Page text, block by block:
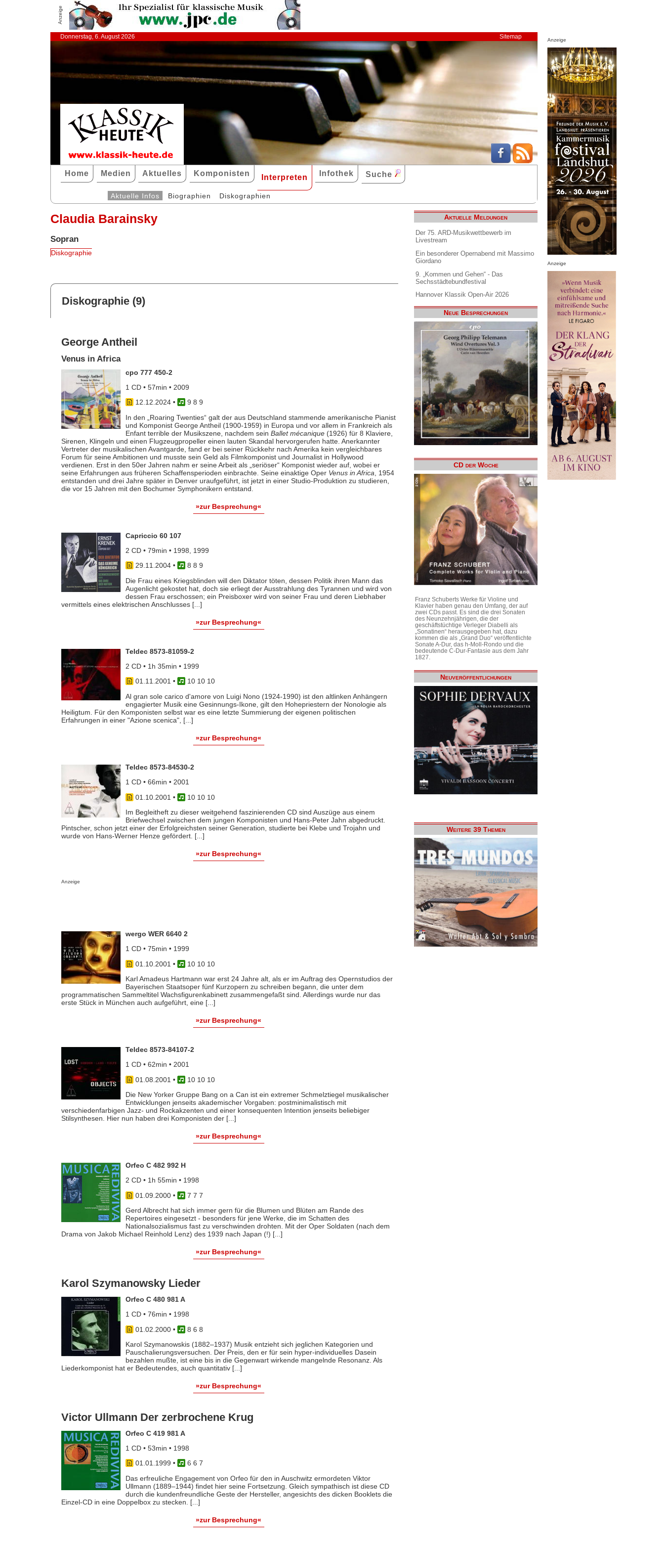
Anzeige
Donnerstag, 6. August 2026 Sitemap
Home Medien Aktuelles Komponisten Interpreten Infothek Suche
Aktuelle Infos Biographien Diskographien
Claudia Barainsky
Sopran
Diskographie
Diskographie (9)
George Antheil
Venus in Africa
cpo 777 450-2
1 CD • 57min • 2009
12.12.2024•
9 8 9
In den „Roaring Twenties“ galt der aus Deutschland stammende amerikanische Pianist
und Komponist George Antheil (1900-1959) in Europa und vor allem in Frankreich als
Enfant terrible der Musikszene, nachdem sein Ballet mécanique(1926) für 8 Klaviere,
Sirenen, Klingeln und einen Flugzeugpropeller einen lauten Skandal hervorgerufen hatte. Anerkannter
Vertreter der musikalischen Avantgarde, fand er bei seiner Rückkehr nach Amerika kein vergleichbares
Forum für seine Ambitionen und musste sein Geld als Filmkomponist und Journalist in Hollywood
verdienen. Erst in den 50er Jahren nahm er seine Arbeit als „seriöser“ Komponist wieder auf, wobei er
seine Erfahrungen aus früheren Schaffensperioden einbrachte. Seine einaktige Oper Venus in Africa , 1954
entstanden und drei Jahre später in Denver uraufgeführt, ist jetzt in einer Studio-Produktion zu studieren,
die vor 15 Jahren mit den Bochumer Symphonikern entstand.
»zur Besprechung«
Capriccio 60 107
2 CD • 79min • 1998, 1999
29.11.2004•
8 8 9
Die Frau eines Kriegsblinden will den Diktator töten, dessen Politik ihren Mann das
Augenlicht gekostet hat, doch sie erliegt der Ausstrahlung des Tyrannen und wird von
dessen Frau erschossen; ein Preisboxer wird von seiner Frau und deren Liebhaber
vermittels eines elektrischen Anschlusses [...]
»zur Besprechung«
Teldec 8573-81059-2
2 CD • 1h 35min • 1999
01.11.2001 •
10 10 10
Al gran sole carico d'amore von Luigi Nono (1924-1990) ist den altlinken Anhängern
engagierter Musik eine Gesinnungs-Ikone, gilt den Hohepriestern der Nonologie als
Heiligtum. Für den Komponisten selbst war es eine letzte Summierung der eigenen politischen
Erfahrungen in einer "Azione scenica", [...]
»zur Besprechung«
Teldec 8573-84530-2
1 CD • 66min • 2001
01.10.2001 •
10 10 10
Im Begleitheft zu dieser weitgehend faszinierenden CD sind Auszüge aus einem
Briefwechsel zwischen dem jungen Komponisten und Hans-Peter Jahn abgedruckt.
Pintscher, schon jetzt einer der Erfolgreichsten seiner Generation, studierte bei Klebe und Trojahn und
wurde von Hans-Werner Henze gefördert. [...]
»zur Besprechung«
Anzeige
wergo WER 6640 2
1 CD • 75min • 1999
01.10.2001 •
10 10 10
Karl Amadeus Hartmann war erst 24 Jahre alt, als er im Auftrag des Opernstudios der
Bayerischen Staatsoper fünf Kurzopern zu schreiben begann, die unter dem
programmatischen Sammeltitel Wachsfigurenkabinett zusammengefaßt sind. Allerdings wurde nur das
erste Stück in München auch aufgeführt, eine [...]
»zur Besprechung«
Teldec 8573-84107-2
1 CD • 62min • 2001
01.08.2001 •
10 10 10
Die New Yorker Gruppe Bang on a Can ist ein extremer Schmelztiegel musikalischer
Entwicklungen jenseits akademischer Vorgaben: postminimalistisch mit
verschiedenfarbigen Jazz- und Rockakzenten und einer konsequenten Intention jenseits beliebiger
Stilsynthesen. Hier nun haben drei Komponisten der [...]
»zur Besprechung«
Orfeo C 482 992 H
2 CD • 1h 55min • 1998
01.09.2000•
7 7 7
Gerd Albrecht hat sich immer gern für die Blumen und Blüten am Rande des
Repertoires eingesetzt - besonders für jene Werke, die im Schatten des
Nationalsozialismus fast zu verschwinden drohten. Mit der Oper Soldaten (nach dem
Drama von Jakob Michael Reinhold Lenz) des 1939 nach Japan (!) [...]
»zur Besprechung«
Karol Szymanowsky Lieder
Orfeo C 480 981 A
1 CD • 76min • 1998
01.02.2000•
8 6 8
Karol Szymanowskis (1882–1937) Musik entzieht sich jeglichen Kategorien und
Pauschalierungsversuchen. Der Preis, den er für sein hyper-individuelles Dasein
bezahlen mußte, ist eine bis in die Gegenwart wirkende mangelnde Resonanz. Als
Liederkomponist hat er Bedeutendes, auch quantitativ [...]
»zur Besprechung«
Victor Ullmann Der zerbrochene Krug
Orfeo C 419 981 A
1 CD • 53min • 1998
01.01.1999 •
6 6 7
Das erfreuliche Engagement von Orfeo für den in Auschwitz ermordeten Viktor
Ullmann (1889–1944) findet hier seine Fortsetzung. Gleich sympathisch ist diese CD
durch die kundenfreundliche Geste der Hersteller, angesichts des dicken Booklets die
Einzel-CD in eine Doppelbox zu stecken. [...]
»zur Besprechung«
Aktuelle Meldungen
Der 75. ARD-Musikwettbewerb im
Livestream
Ein besonderer Opernabend mit Massimo
Giordano
9. „Kommen und Gehen“ - Das
Sechsstädtebundfestival
Hannover Klassik Open-Air 2026
Neue Besprechungen
CD der Woche
Franz Schuberts Werke für Violine und
Klavier haben genau den Umfang, der auf
zwei CDs passt. Es sind die drei Sonaten
des Neunzehnjährigen, die der
geschäftstüchtige Verleger Diabelli als
„Sonatinen“ herausgegeben hat, dazu
kommen die als „Grand Duo“ veröffentlichte
Sonate A-Dur, das h-Moll-Rondo und die
bedeutende C-Dur-Fantasie aus dem Jahr
1827.
Neuveröffentlichungen
Weitere 39 Themen
Anzeige
Anzeige